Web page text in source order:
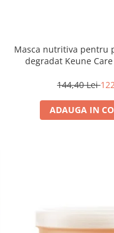
Masca nutritiva pentru
degradat Keune
144,40 Lei
ADAUGA IN